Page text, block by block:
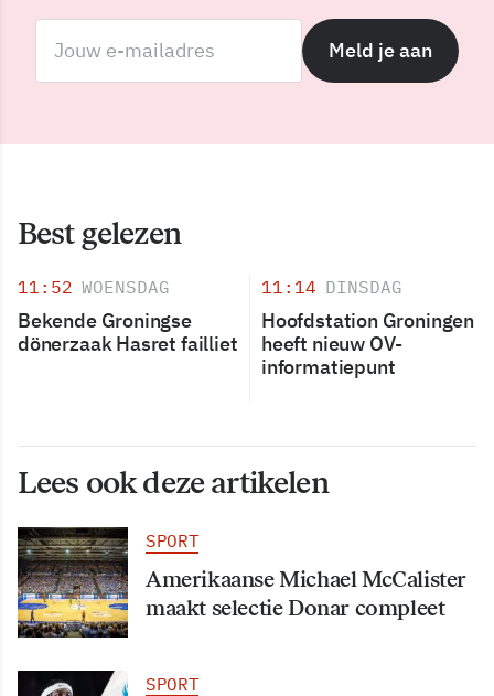
Meld je aan
Best gelezen
11:52 WOENSDAG
Bekende Groningse
dönerzaak Hasret failliet
11:14 DINSDAG
Hoofdstation Groningen
heeft nieuw OV-
informatiepunt
Lees ook deze artikelen
SPORT
Amerikaanse Michael McCalister
maakt selectie Donar compleet
SPORT